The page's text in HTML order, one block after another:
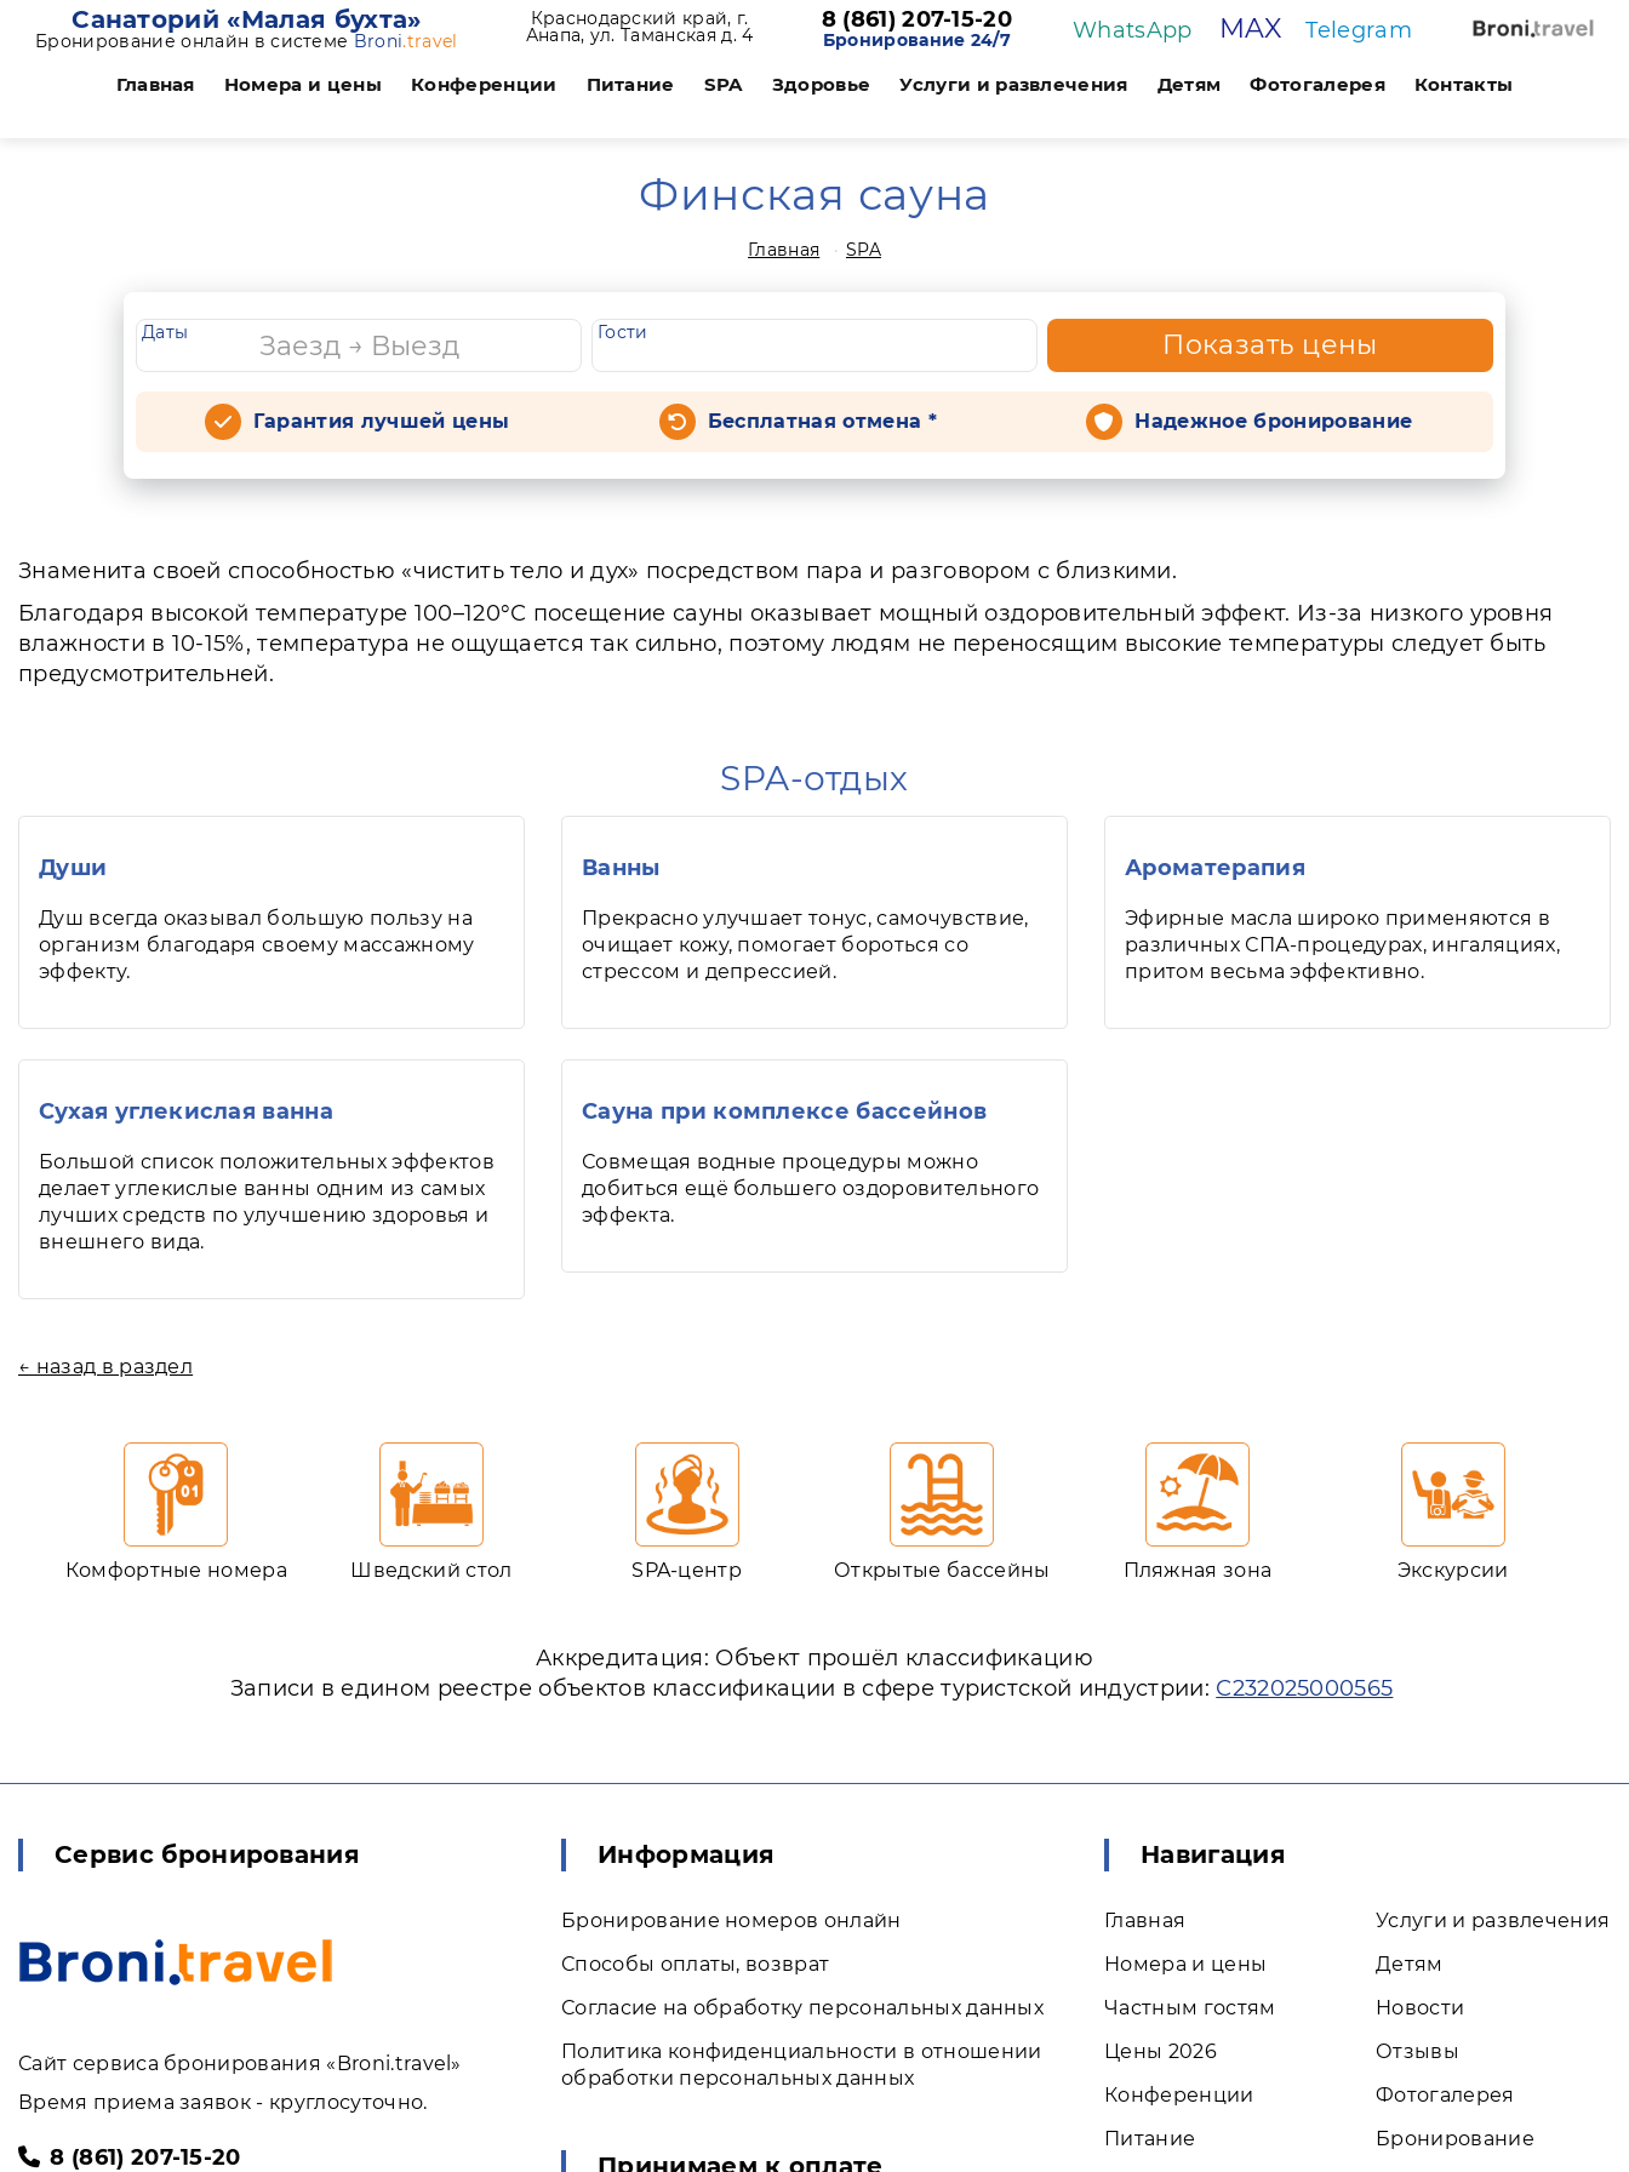
Санаторий «Малая бухта»
Бронирование онлайн в системе Broni.travel
Краснодарский край, г.
Анапа, ул. Таманская д. 4
8 (861) 207-15-20
Бронирование 24/7 WhatsApp MAX Telegram
Главная Номера и цены Конференции Питание SPA Здоровье Услуги и развлечения Детям Фотогалерея Контакты
Финская сауна
Главная SPA
Даты Гости Показать цены
Гарантия лучшей цены Бесплатная отмена * Надежное бронирование
Знаменита своей способностью «чистить тело и дух» посредством пара и разговором с близкими.
Благодаря высокой температуре 100–120°С посещение сауны оказывает мощный оздоровительный эффект. Из-за низкого уровня
влажности в 10-15%, температура не ощущается так сильно, поэтому людям не переносящим высокие температуры следует быть
предусмотрительней.
SPA-отдых
Души
Душ всегда оказывал большую пользу на
организм благодаря своему массажному
эффекту.
Ванны
Прекрасно улучшает тонус, самочувствие,
очищает кожу, помогает бороться со
стрессом и депрессией.
Ароматерапия
Эфирные масла широко применяются в
различных СПА-процедурах, ингаляциях,
притом весьма эффективно.
Сухая углекислая ванна
Большой список положительных эффектов
делает углекислые ванны одним из самых
лучших средств по улучшению здоровья и
внешнего вида.
Сауна при комплексе бассейнов
Совмещая водные процедуры можно
добиться ещё большего оздоровительного
эффекта.
← назад в раздел
Комфортные номера Шведский стол SPA-центр Открытые бассейны Пляжная зона Экскурсии
Аккредитация: Объект прошёл классификацию
Записи в едином реестре объектов классификации в сфере туристской индустрии: С232025000565
Сервис бронирования
Сайт сервиса бронирования «Broni.travel»
Время приема заявок - круглосуточно.
8 (861) 207-15-20
Информация
Бронирование номеров онлайн
Способы оплаты, возврат
Согласие на обработку персональных данных
Политика конфиденциальности в отношении
обработки персональных данных
Принимаем к оплате
Навигация
Главная
Номера и цены
Частным гостям
Цены 2026
Конференции
Питание
Услуги и развлечения
Детям
Новости
Отзывы
Фотогалерея
Бронирование